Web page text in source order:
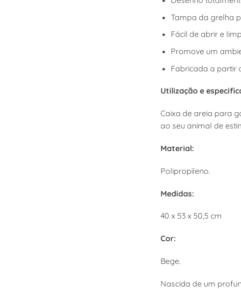
Tampa da grelha
Fácil de abrir e
Promove um
Fabricada a partir
Utilização e
Caixa de areia para
ao seu animal de
Material:
Polipropileno.
Medidas:
40 x 53 x 50,5 cm
Cor:
Bege.
Nascida de um